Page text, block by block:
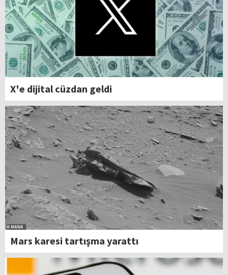
X'e dijital cüzdan geldi
Mars karesi tartışma yarattı